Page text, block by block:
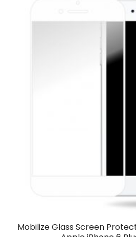
Mobilize Glass Screen